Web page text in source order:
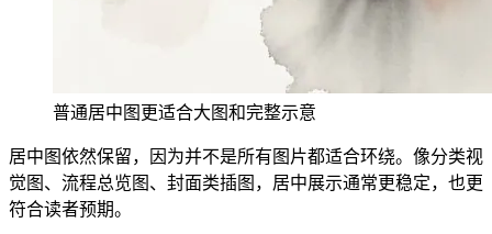
普通居中图更适合大图和完整示意
居中图依然保留，因为并不是所有图片都适合环绕。像分类视
觉图、流程总览图、封面类插图，居中展示通常更稳定，也更
符合读者预期。